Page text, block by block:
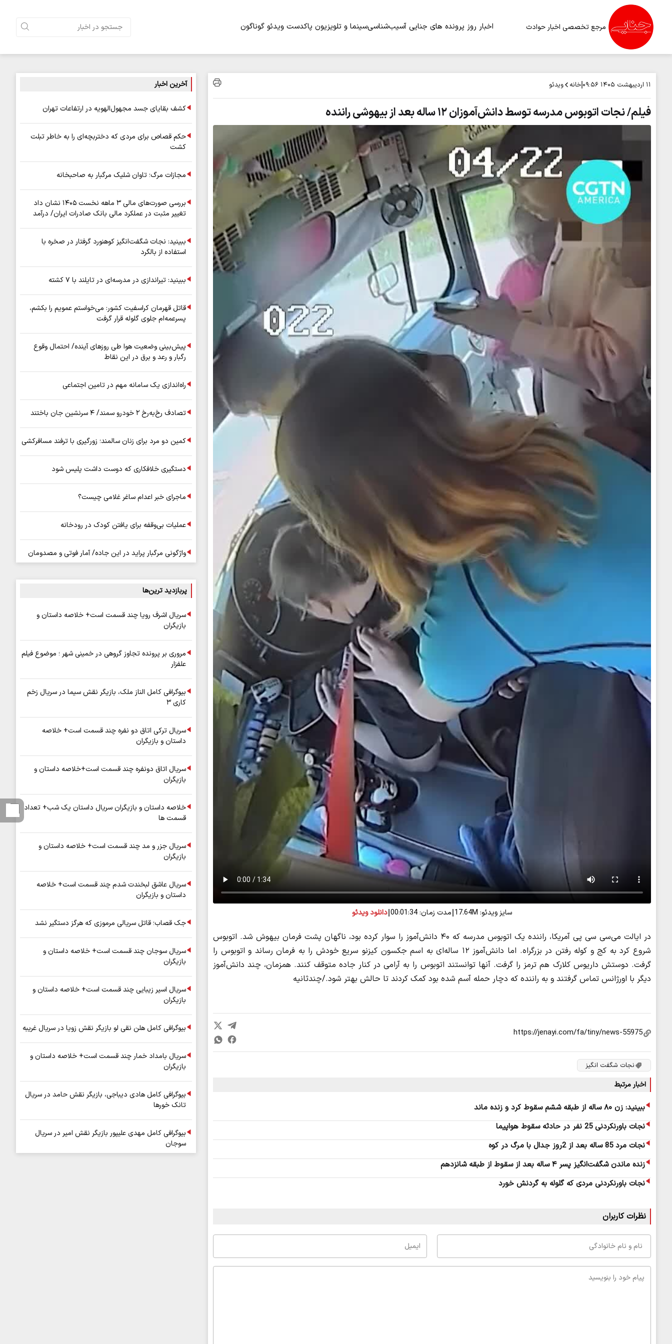
مرجع تخصصی اخبار حوادث اخبار روز پرونده های جنایی آسیب‌شناسیسینما و تلویزیون پاکدست ویدئو گوناگون
۱۱ اردیبهشت ۱۴۰۵ ۰۹:۵۶ خانه ویدئو
فیلم/ نجات اتوبوس مدرسه توسط دانش‌آموزان ۱۲ ساله بعد از بیهوشی راننده
سایز ویدئو: 17.64M مدت زمان: 00:01:34 دانلود ویدئو
در ایالت می‌سی سی پی آمریکا، راننده یک اتوبوس مدرسه که ۴۰ دانش‌آموز را سوار کرده بود، ناگهان پشت فرمان بیهوش شد. اتوبوس
شروع کرد به کج و کوله رفتن در بزرگراه. اما دانش‌آموز ۱۲ ساله‌ای به اسم جکسون کیزنو سریع خودش را به فرمان رساند و اتوبوس را
گرفت. دوستش داریوس کلارک هم ترمز را گرفت. آنها توانستند اتوبوس را به آرامی در کنار جاده متوقف کنند. همزمان، چند دانش‌آموز
دیگر با اورژانس تماس گرفتند و به راننده که دچار حمله آسم شده بود کمک کردند تا حالش بهتر شود./چندثانیه
نجات شگفت انگیز
اخبار مرتبط
ببینید: زن ۸۰ ساله از طبقه ششم سقوط کرد و زنده ماند
نجات باورنکردنی 25 نفر در حادثه سقوط هواپیما
نجات مرد 85 ساله بعد از 2‌روز جدال با مرگ در کوه
زنده ماندن شگفت‌انگیز پسر ۴ ساله بعد از سقوط از طبقه شانزدهم
نجات باورنکردنی مردی که گلوله به گردنش خورد
نظرات کاربران
آخرین اخبار
کشف بقایای جسد مجهول‌الهویه در ارتفاعات تهران
حکم قصاص برای مردی که دختربچه‌ای را به خاطر تبلت
کشت
مجازات مرگ؛ تاوان شلیک مرگبار به صاحبخانه
بررسی صورت‌های مالی ۳ ماهه نخست ۱۴۰۵ نشان داد
تغییر مثبت در عملکرد مالی بانک صادرات ایران/ درآمد
ببینید: نجات شگفت‌انگیز کوهنورد گرفتار در صخره با
استفاده از بالگرد
ببینید: تیراندازی در مدرسه‌ای در تایلند با ۷ کشته
قاتل قهرمان کراسفیت کشور: می‌خواستم عمویم را بکشم،
پسرعمه‌ام جلوی گلوله قرار گرفت
پیش‌بینی وضعیت هوا طی روزهای آینده/ احتمال وقوع
رگبار و رعد و برق در این نقاط
راه‌اندازی یک سامانه مهم در تامین اجتماعی
تصادف رخ‌به‌رخ ۲ خودرو سمند/ ۴ سرنشین جان باختند
کمین دو مرد برای زنان سالمند؛ زورگیری با ترفند مسافرکشی
دستگیری خلافکاری که دوست داشت پلیس شود
ماجرای خبر اعدام ساغر غلامی چیست؟
عملیات بی‌وقفه برای یافتن کودک در رودخانه
واژگونی مرگبار پراید در این جاده/ آمار فوتی و مصدومان
پربازدید ترین‌ها
سریال اشرف رویا چند قسمت است+ خلاصه داستان و
بازیگران
مروری بر پرونده تجاوز گروهی در خمینی شهر ؛ موضوع فیلم
علفزار
بیوگرافی کامل الناز ملک، بازیگر نقش سیما در سریال زخم
کاری ۳
سریال ترکی اتاق دو نفره چند قسمت است+ خلاصه
داستان و بازیگران
سریال اتاق دونفره چند قسمت است+خلاصه داستان و
بازیگران
خلاصه داستان و بازیگران سریال داستان یک شب+ تعداد
قسمت ها
سریال جزر و مد چند قسمت است+ خلاصه داستان و
بازیگران
سریال عاشق لبخندت شدم چند قسمت است+ خلاصه
داستان و بازیگران
جک قصاب؛ قاتل سریالی مرموزی که هرگز دستگیر نشد
سریال سوجان چند قسمت است+ خلاصه داستان و
بازیگران
سریال اسیر زیبایی چند قسمت است+ خلاصه داستان و
بازیگران
بیوگرافی کامل هلن نقی لو بازیگر نقش زویا در سریال غریبه
سریال بامداد خمار چند قسمت است+ خلاصه داستان و
بازیگران
بیوگرافی کامل هادی دیباجی، بازیگر نقش حامد در سریال
تانک خورها
بیوگرافی کامل مهدی علیپور بازیگر نقش امیر در سریال
سوجان